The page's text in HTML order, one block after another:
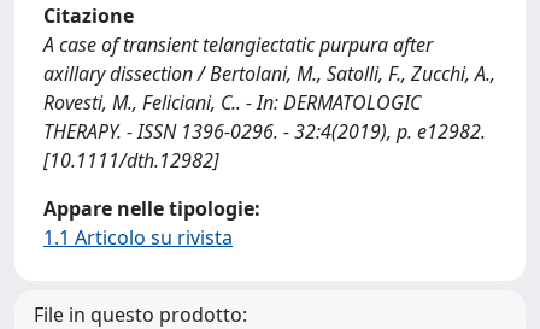
Citazione
A case of transient telangiectatic purpura after
axillary dissection / Bertolani, M., Satolli, F., Zucchi, A.,
Rovesti, M., Feliciani, C.. - In: DERMATOLOGIC
THERAPY. - ISSN 1396-0296. - 32:4(2019), p. e12982.
[10.1111/dth.12982]
Appare nelle tipologie:
1.1 Articolo su rivista
File in questo prodotto: